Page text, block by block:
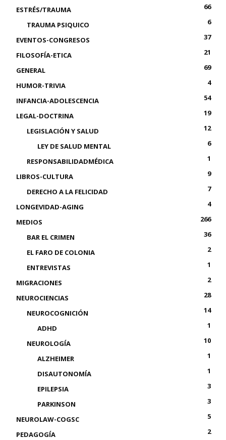
ESTRÉS/TRAUMA
66
TRAUMA PSIQUICO
6
EVENTOS-CONGRESOS
37
FILOSOFÍA-ETICA
21
GENERAL
69
HUMOR-TRIVIA
4
INFANCIA-ADOLESCENCIA
54
LEGAL-DOCTRINA
19
LEGISLACIÓN Y SALUD
12
LEY DE SALUD MENTAL
6
RESPONSABILIDADMÉDICA
1
LIBROS-CULTURA
9
DERECHO A LA FELICIDAD
7
LONGEVIDAD-AGING
4
MEDIOS
266
BAR EL CRIMEN
36
EL FARO DE COLONIA
2
ENTREVISTAS
1
MIGRACIONES
2
NEUROCIENCIAS
28
NEUROCOGNICIÓN
14
ADHD
1
NEUROLOGÍA
10
ALZHEIMER
1
DISAUTONOMÍA
1
EPILEPSIA
3
PARKINSON
3
NEUROLAW-COGSC
5
PEDAGOGÍA
2